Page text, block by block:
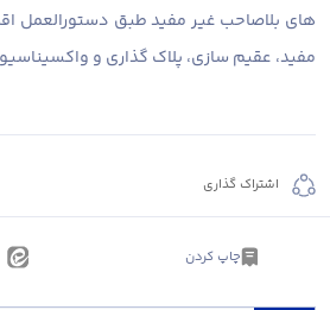
های بلاصاحب غیر مفید طبق
مفید، عقیم سازی، پلاک گذاری و
اشتراک گذاری
چاپ کردن